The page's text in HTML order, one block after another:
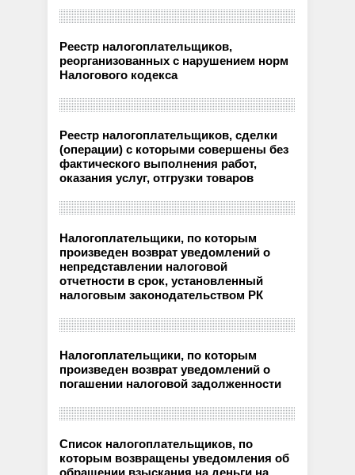
Реестр налогоплательщиков,
реорганизованных с нарушением норм
Налогового кодекса
Реестр налогоплательщиков, сделки
(операции) с которыми совершены без
фактического выполнения работ,
оказания услуг, отгрузки товаров
Налогоплательщики, по которым
произведен возврат уведомлений о
непредставлении налоговой
отчетности в срок, установленный
налоговым законодательством РК
Налогоплательщики, по которым
произведен возврат уведомлений о
погашении налоговой задолженности
Список налогоплательщиков, по
которым возвращены уведомления об
обращении взыскания на деньги на